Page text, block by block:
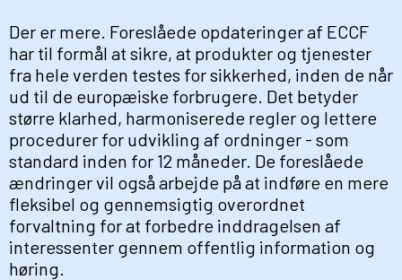
Der er mere. Foreslåede opdateringer af ECCF
har til formål at sikre, at produkter og tjenester
fra hele verden testes for sikkerhed, inden de når
ud til de europæiske forbrugere. Det betyder
større klarhed, harmoniserede regler og lettere
procedurer for udvikling af ordninger - som
standard inden for 12 måneder. De foreslåede
ændringer vil også arbejde på at indføre en mere
fleksibel og gennemsigtig overordnet
forvaltning for at forbedre inddragelsen af
interessenter gennem offentlig information og
høring.